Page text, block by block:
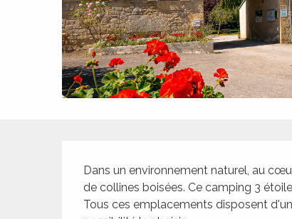
Description
Dans un environnement naturel, au
de collines boisées. Ce camping 3
Tous ces emplacements disposent